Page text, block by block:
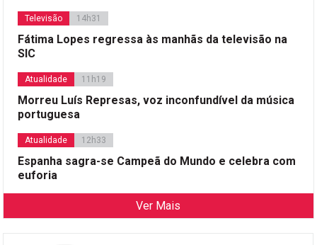
Televisão 14h31
Fátima Lopes regressa às manhãs da televisão na
SIC
Atualidade 11h19
Morreu Luís Represas, voz inconfundível da música
portuguesa
Atualidade 12h33
Espanha sagra-se Campeã do Mundo e celebra com
euforia
Ver Mais